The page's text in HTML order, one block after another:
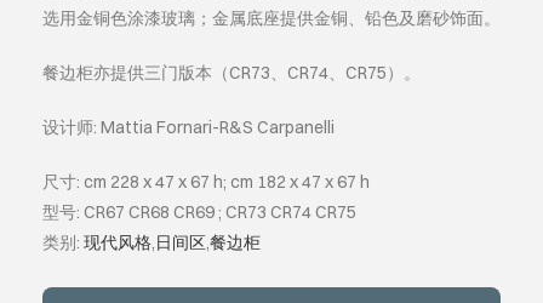
语言
选用金铜色涂漆玻璃；金属底座提供金铜、铅色及磨砂饰面。
餐边柜亦提供三门版本（CR73、CR74、CR75）。
设计师: Mattia Fornari-R&S Carpanelli
尺寸: cm 228 x 47 x 67 h; cm 182 x 47 x 67 h
型号: CR67 CR68 CR69 ; CR73 CR74 CR75
类别: 现代风格,日间区,餐边柜